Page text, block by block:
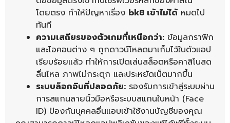
โดยตรง ทำให้ปัญหาเรื่อง bk8 เข้าไม่ได้ หมดไป
ทันที
ความเสถียรของตัวเกมที่เหนือกว่า: ข้อมูลกราฟิก
และไอคอนต่าง ๆ ถูกดาวน์โหลดมาเก็บไว้ในตัวแอป
เรียบร้อยแล้ว ทำให้การเปิดเล่นสล็อตหรือคาสิโนสด
ลื่นไหล ภาพไม่กระตุก และประหยัดเน็ตมากขึ้น
ระบบล็อกอินที่ปลอดภัย: รองรับการเข้าสู่ระบบผ่าน
การสแกนลายนิ้วมือหรือระบบสแกนใบหน้า (Face
ID) ป้องกันบุคคลอื่นแอบเข้าใช้งานบัญชีของคุณ